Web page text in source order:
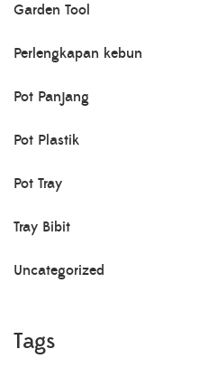
Garden Tool
Perlengkapan kebun
Pot Panjang
Pot Plastik
Pot Tray
Tray Bibit
Uncategorized
Tags